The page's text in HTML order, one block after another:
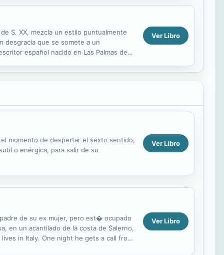
S. XX, mezcla un estilo puntualmente
desgracia que se somete a un
español nacido en Las Palmas de
Ver Libro
momento de despertar el sexto sentido,
o enérgica, para salir de su
Ver Libro
de su ex mujer, pero est� ocupado
en un acantilado de la costa de Salerno,
in Italy. One night he gets a call from
Ver Libro